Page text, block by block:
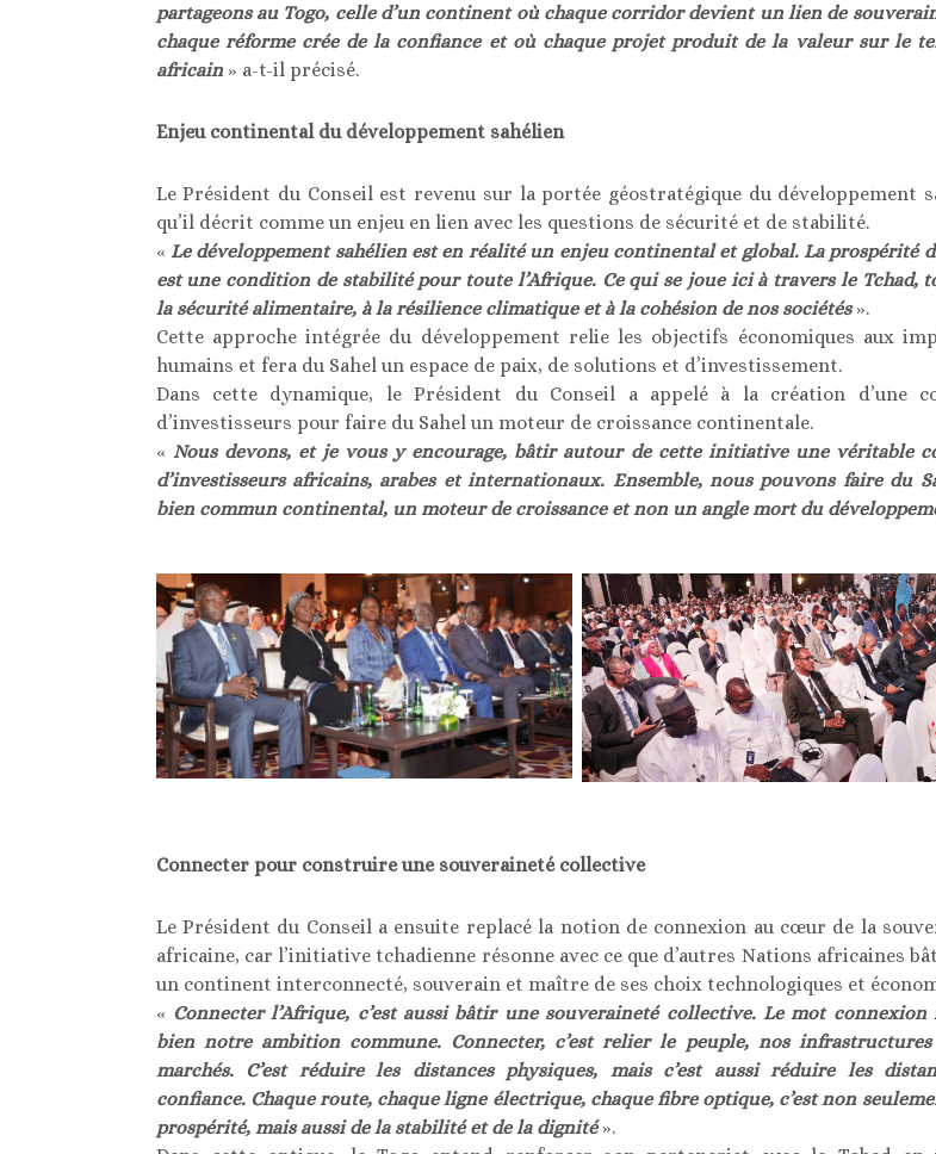
partageons au Togo, celle d’un continent où chaque corridor devient un lien de
chaque réforme crée de la confiance et où chaque projet produit de la valeur sur le
africain » a-t-il précisé.
Enjeu continental du développement sahélien
Le Président du Conseil est revenu sur la portée géostratégique du développement
qu’il décrit comme un enjeu en lien avec les questions de sécurité et de stabilité.
« Le développement sahélien est en réalité un enjeu continental et global. La prospérité
est une condition de stabilité pour toute l’Afrique. Ce qui se joue ici à travers le Tchad,
la sécurité alimentaire, à la résilience climatique et à la cohésion de nos sociétés ».
Cette approche intégrée du développement relie les objectifs économiques aux
humains et fera du Sahel un espace de paix, de solutions et d’investissement.
Dans cette dynamique, le Président du Conseil a appelé à la création d’une
d’investisseurs pour faire du Sahel un moteur de croissance continentale.
« Nous devons, et je vous y encourage, bâtir autour de cette initiative une véritable
d’investisseurs africains, arabes et internationaux. Ensemble, nous pouvons faire du
bien commun continental, un moteur de croissance et non un angle mort du
Connecter pour construire une souveraineté collective
Le Président du Conseil a ensuite replacé la notion de connexion au cœur de la
africaine, car l’initiative tchadienne résonne avec ce que d’autres Nations africaines
un continent interconnecté, souverain et maître de ses choix technologiques et
« Connecter l’Afrique, c’est aussi bâtir une souveraineté collective. Le mot connexion
bien notre ambition commune. Connecter, c’est relier le peuple, nos
marchés. C’est réduire les distances physiques, mais c’est aussi réduire les
confiance. Chaque route, chaque ligne électrique, chaque fibre optique, c’est non
prospérité, mais aussi de la stabilité et de la dignité».